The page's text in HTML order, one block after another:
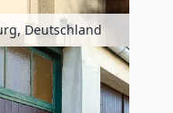
Deutschland